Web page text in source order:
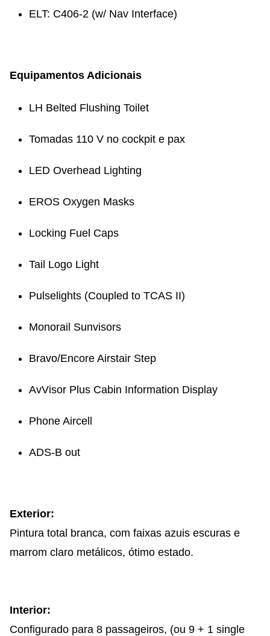
ELT: C406-2 (w/ Nav Interface)
Equipamentos Adicionais
LH Belted Flushing Toilet
Tomadas 110 V no cockpit e pax
LED Overhead Lighting
EROS Oxygen Masks
Locking Fuel Caps
Tail Logo Light
Pulselights (Coupled to TCAS II)
Monorail Sunvisors
Bravo/Encore Airstair Step
AvVisor Plus Cabin Information Display
Phone Aircell
ADS-B out
Exterior:
Pintura total branca, com faixas azuis escuras e
marrom claro metálicos, ótimo estado.
Interior:
Configurado para 8 passageiros, (ou 9 + 1 single